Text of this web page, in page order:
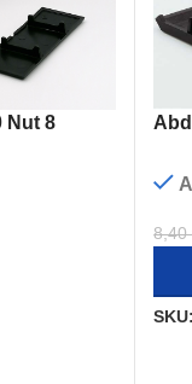
Nut 8
8,40